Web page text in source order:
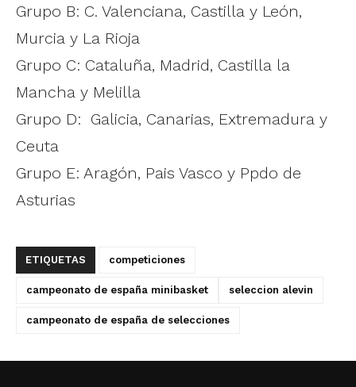
Grupo B: C. Valenciana, Castilla y León,
Murcia y La Rioja
Grupo C: Cataluña, Madrid, Castilla la
Mancha y Melilla
Grupo D: Galicia, Canarias, Extremadura y
Ceuta
Grupo E: Aragón, Pais Vasco y Ppdo de
Asturias
ETIQUETAS competiciones
campeonato de españa minibasket seleccion alevin
campeonato de españa de selecciones